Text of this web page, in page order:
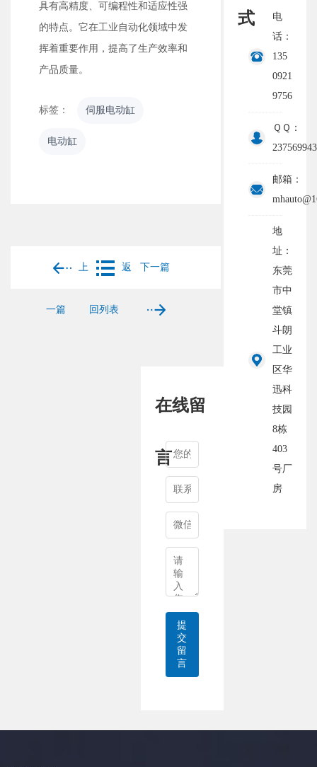
具有高精度、可编程性和适应性强
的特点。它在工业自动化领域中发
挥着重要作用，提高了生产效率和
产品质量。
标签： 伺服电动缸
电动缸
上
一篇
返
回列表
下一篇
式
电
话：
135
0921
9756
ＱＱ：
邮箱：
地
址：
东莞
市中
堂镇
斗朗
工业
区华
迅科
技园
8栋
403
号厂
房
在线留
言
提
交
留
言